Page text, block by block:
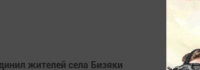
жителей села Бизяки